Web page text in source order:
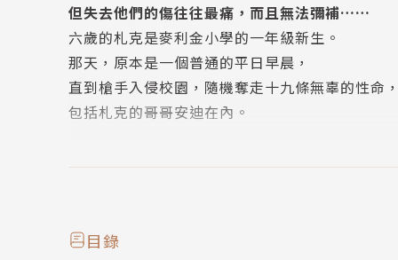
但失去他們的傷往往最痛，而且無法彌補……
六歲的札克是麥利金小學的一年級新生。
那天，原本是一個普通的平日早晨，
直到槍手入侵校園，隨機奪走十九條無辜的性命，
包括札克的哥哥安迪在內。
他的母親在失去愛子後變得憤怒尖銳，一心要槍
兩人間的衝突更是讓家中氣氛降到冰點。
目錄